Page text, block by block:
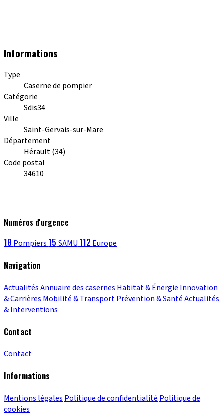
Informations
Type
Caserne de pompier
Catégorie
Sdis34
Ville
Saint-Gervais-sur-Mare
Département
Hérault (34)
Code postal
34610
Numéros d'urgence
18 Pompiers 15 SAMU 112 Europe
Navigation
ActualitésAnnuaire des casernes Habitat & Énergie Innovation
& Carrières Mobilité & TransportPrévention & SantéActualités
& Interventions
Contact
Contact
Informations
Mentions légales Politique de confidentialité Politique de
cookies